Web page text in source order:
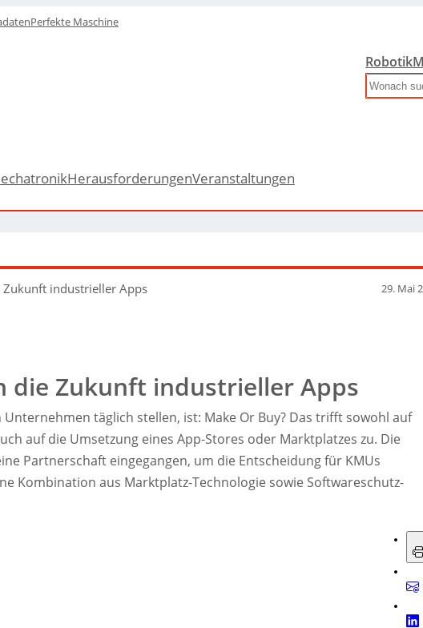
Perfekte Maschine
Robotik
Search
HerausforderungenVeranstaltungen
Zukunft industrieller Apps 29. Mai
die Zukunft industrieller Apps
Unternehmen täglich stellen, ist: Make Or Buy? Das trifft sowohl auf
auf die Umsetzung eines App-Stores oder Marktplatzes zu. Die
Partnerschaft eingegangen, um die Entscheidung für KMUs
Kombination aus Marktplatz-Technologie sowie Softwareschutz-